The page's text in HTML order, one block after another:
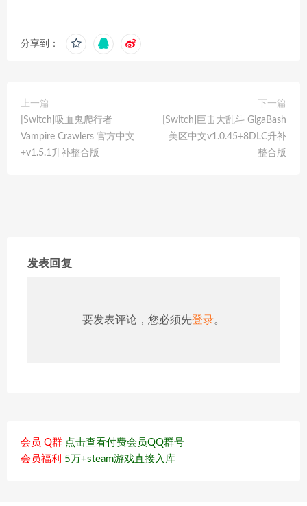
分享到：
上一篇
[Switch]吸血鬼爬行者
Vampire Crawlers 官方中文
+v1.5.1升补整合版
下一篇
[Switch]巨击大乱斗 GigaBash
美区中文v1.0.45+8DLC升补
整合版
发表回复
要发表评论，您必须先登录。
会员 Q群 点击查看付费会员QQ群号
会员福利 5万+steam游戏直接入库